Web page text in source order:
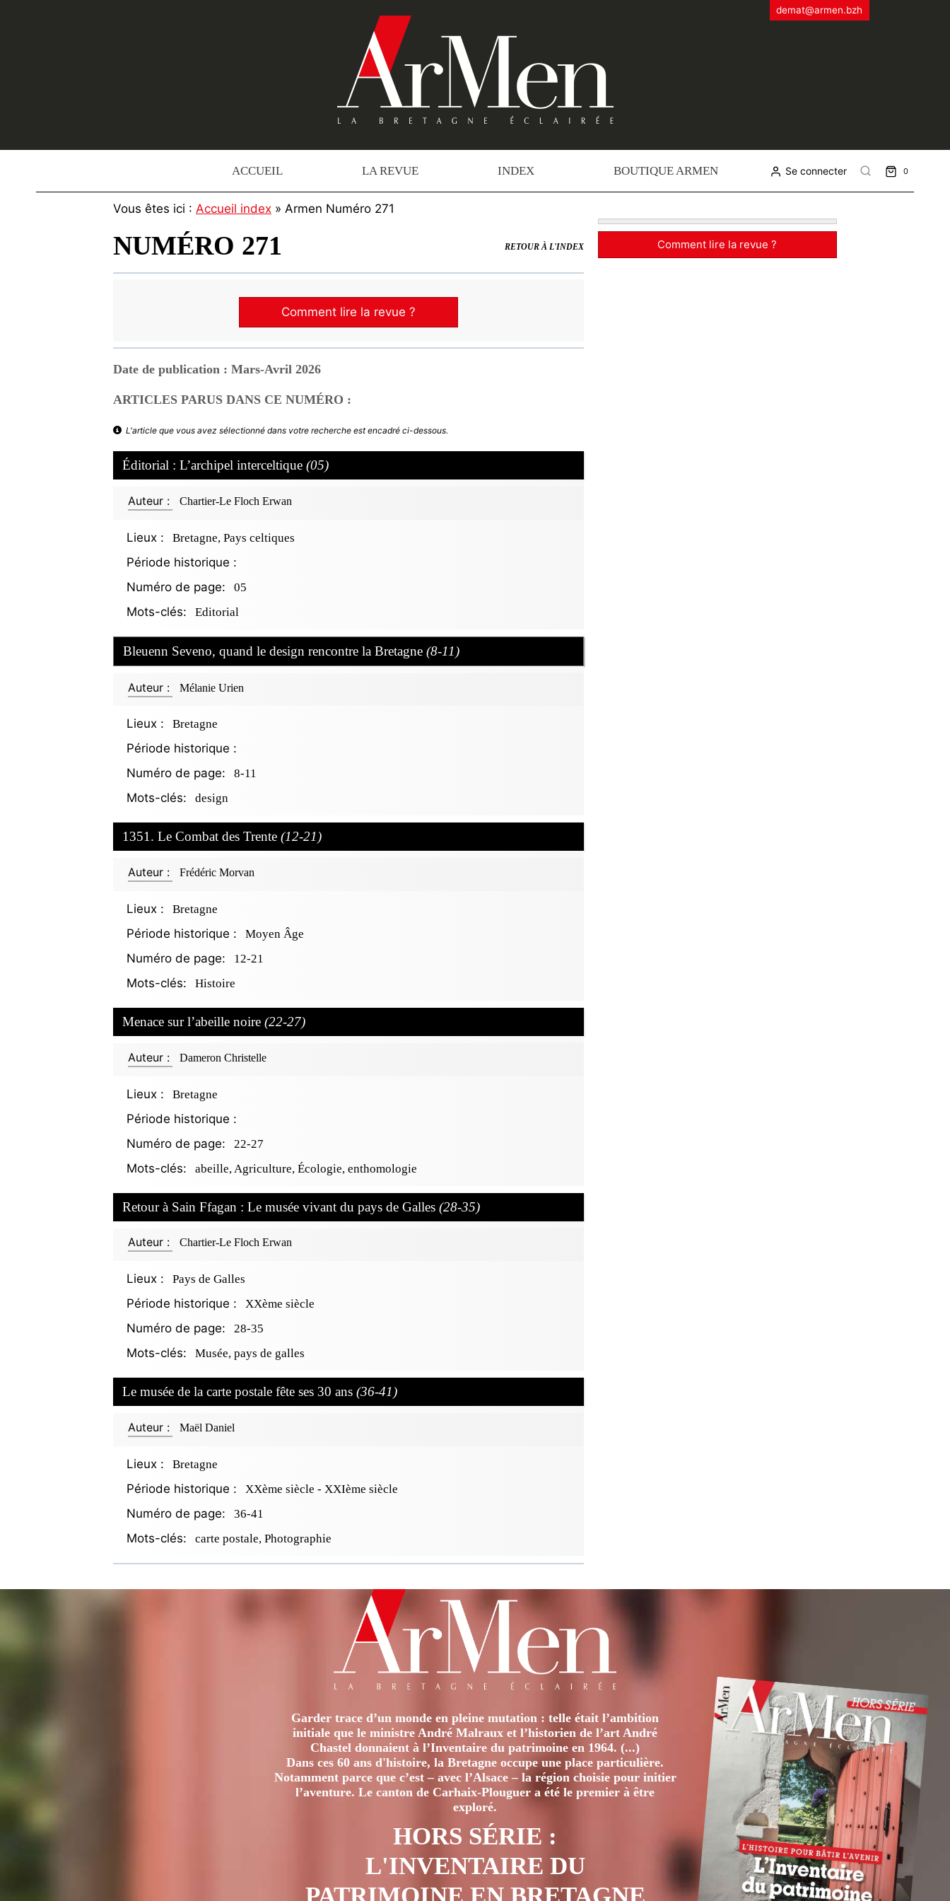
demat@armen.bzh
ACCUEIL LA REVUE INDEX BOUTIQUE ARMEN Se connecter 0
Vous êtes ici : Accueil index » Armen Numéro 271
NUMÉRO 271 RETOUR À L'INDEX
Comment lire la revue ?
Date de publication : Mars-Avril 2026
ARTICLES PARUS DANS CE NUMÉRO :
L'article que vous avez sélectionné dans votre recherche est encadré ci-dessous.
Éditorial : L’archipel interceltique (05)
Auteur : Chartier-Le Floch Erwan
Lieux : Bretagne, Pays celtiques
Période historique :
Numéro de page:
05
Mots-clés: Editorial
Bleuenn Seveno, quand le design rencontre la Bretagne (8-11)
Auteur : Mélanie Urien
Lieux : Bretagne
Période historique :
Numéro de page:
8-11
Mots-clés: design
1351. Le Combat des Trente (12-21)
Auteur : Frédéric Morvan
Lieux : Bretagne
Période historique : Moyen Âge
Numéro de page: 12-21
Mots-clés: Histoire
Menace sur l’abeille noire (22-27)
Auteur : Dameron Christelle
Lieux : Bretagne
Période historique :
Numéro de page:
22-27
Mots-clés: abeille, Agriculture, Écologie, enthomologie
Retour à Sain Ffagan : Le musée vivant du pays de Galles (28-35)
Auteur : Chartier-Le Floch Erwan
Lieux : Pays de Galles
Période historique : XXème siècle
Numéro de page: 28-35
Mots-clés: Musée, pays de galles
Le musée de la carte postale fête ses 30 ans (36-41)
Auteur : Maël Daniel
Lieux : Bretagne
Période historique : XXème siècle - XXIème siècle
Numéro de page: 36-41
Mots-clés: carte postale, Photographie
Comment lire la revue ?
Garder trace d’un monde en pleine mutation : telle était l’ambition
initiale que le ministre André Malraux et l’historien de l’art André
Chastel donnaient à l’Inventaire du patrimoine en 1964. (...)
Dans ces 60 ans d'histoire, la Bretagne occupe une place particulière.
Notamment parce que c’est – avec l’Alsace – la région choisie pour initier
l’aventure. Le canton de Carhaix-Plouguer a été le premier à être
exploré.
HORS SÉRIE :
L'INVENTAIRE DU